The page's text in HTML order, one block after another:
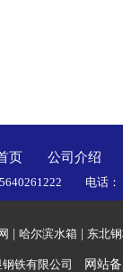
页 公司介绍
电话
哈尔滨水箱 东北
钢铁有限公司 网站